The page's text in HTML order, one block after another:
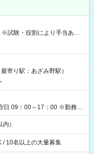
前払い）オプションあ
週間ほどで給与の一部を受け
（休憩1時間） 時給1,300円
日の役割により時給＋100
（休憩なし） 時給1,300
円＋交通費 【試用期
寄り駅：あざみ野駅）
/日 09：00～17：00 ※勤務時
）
/ 10名以上の大量募集